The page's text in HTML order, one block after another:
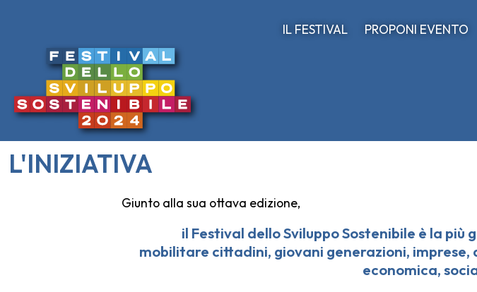
IL FESTIVAL PROPONI EVENTO
L'INIZIATIVA
Giunto alla sua ottava edizione,
il Festival dello Sviluppo Sostenibile è la più
mobilitare cittadini, giovani generazioni, imprese,
economica,